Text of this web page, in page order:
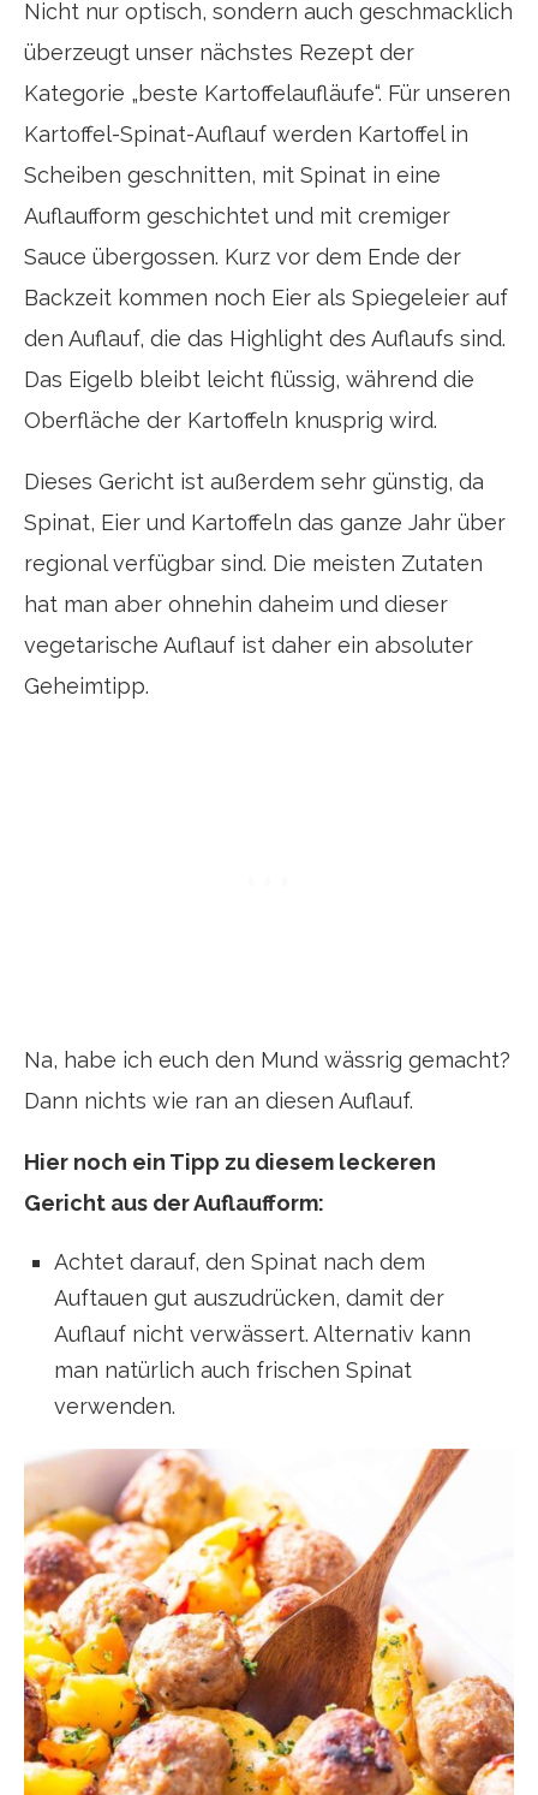
Nicht nur optisch, sondern auch geschmacklich
überzeugt unser nächstes Rezept der
Kategorie „beste Kartoffelaufläufe“. Für unseren
Kartoffel-Spinat-Auflauf werden Kartoffel in
Scheiben geschnitten, mit Spinat in eine
Auflaufform geschichtet und mit cremiger
Sauce übergossen. Kurz vor dem Ende der
Backzeit kommen noch Eier als Spiegeleier auf
den Auflauf, die das Highlight des Auflaufs sind.
Das Eigelb bleibt leicht flüssig, während die
Oberfläche der Kartoffeln knusprig wird.
Dieses Gericht ist außerdem sehr günstig, da
Spinat, Eier und Kartoffeln das ganze Jahr über
regional verfügbar sind. Die meisten Zutaten
hat man aber ohnehin daheim und dieser
vegetarische Auflauf ist daher ein absoluter
Geheimtipp.
Na, habe ich euch den Mund wässrig gemacht?
Dann nichts wie ran an diesen Auflauf.
Hier noch ein Tipp zu diesem leckeren
Gericht aus der Auflaufform:
Achtet darauf, den Spinat nach dem
Auftauen gut auszudrücken, damit der
Auflauf nicht verwässert. Alternativ kann
man natürlich auch frischen Spinat
verwenden.